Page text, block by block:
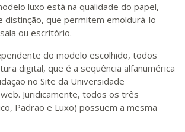
luxo está na qualidade do papel,
distinção, que permitem emoldurá-lo
ou escritório.
do modelo escolhido, todos
digital, que é a sequência alfanumérica
no Site da Universidade
Juridicamente, todos os três
Padrão e Luxo) possuem a mesma